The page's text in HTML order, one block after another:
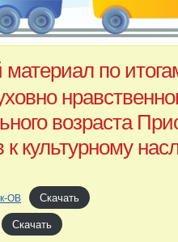
по
возраста
культурному
ОВ Скачать
Скачать